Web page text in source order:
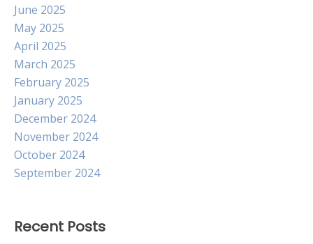
June 2025
May 2025
April 2025
March 2025
February 2025
January 2025
December 2024
November 2024
October 2024
September 2024
Recent Posts